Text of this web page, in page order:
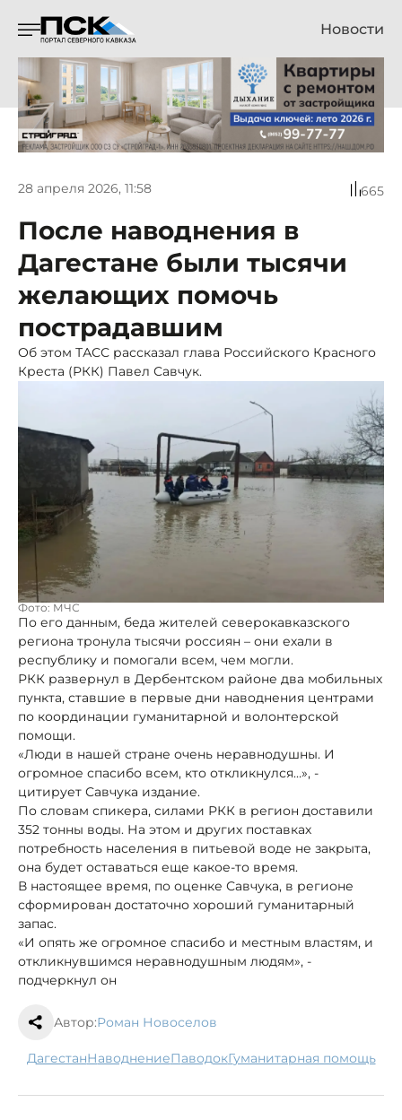
Новости
28 апреля 2026, 11:58 665
После наводнения в
Дагестане были тысячи
желающих помочь
пострадавшим
Об этом ТАСС рассказал глава Российского Красного
Креста (РКК) Павел Савчук.
Фото: МЧС
По его данным, беда жителей северокавказского
региона тронула тысячи россиян – они ехали в
республику и помогали всем, чем могли.
РКК развернул в Дербентском районе два мобильных
пункта, ставшие в первые дни наводнения центрами
по координации гуманитарной и волонтерской
помощи.
«Люди в нашей стране очень неравнодушны. И
огромное спасибо всем, кто откликнулся…», -
цитирует Савчука издание.
По словам спикера, силами РКК в регион доставили
352 тонны воды. На этом и других поставках
потребность населения в питьевой воде не закрыта,
она будет оставаться еще какое-то время.
В настоящее время, по оценке Савчука, в регионе
сформирован достаточно хороший гуманитарный
запас.
«И опять же огромное спасибо и местным властям, и
откликнувшимся неравнодушным людям», -
подчеркнул он
Автор:Роман Новоселов
Дагестан наводнение паводок гуманитарная помощь